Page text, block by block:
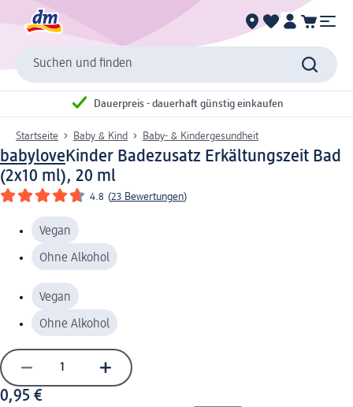
Suchen und finden
Dauerpreis - dauerhaft günstig einkaufen
Startseite Baby & Kind Baby- & Kindergesundheit
babylove Kinder Badezusatz Erkältungszeit Bad
(2x10 ml), 20 ml
4.8 (23 Bewertungen)
Vegan
Ohne Alkohol
Vegan
Ohne Alkohol
0,95 €